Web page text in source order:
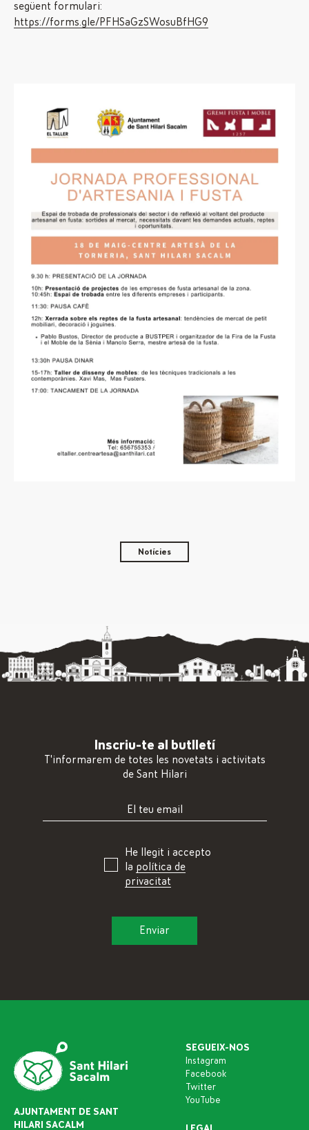
següent formulari:
https://forms.gle/PFHSaGzSWosuBfHG9
Notícies
Inscriu-te al butlletí
T'informarem de totes les novetats i activitats
de Sant Hilari
He llegit i accepto
la política de
privacitat
AJUNTAMENT DE SANT
HILARI SACALM
SEGUEIX-NOS
Instagram
Facebook
Twitter
YouTube